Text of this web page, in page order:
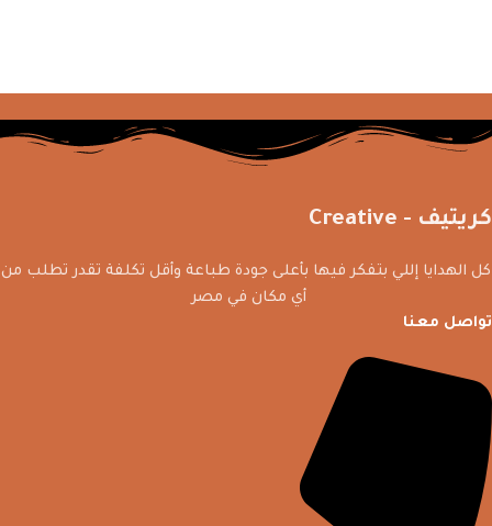
كريتيف - Creative
كل الهدايا إللي بتفكر فيها بأعلى جودة طباعة وأقل تكلفة تقدر تطلب من
أي مكان في مصر
تواصل معنا